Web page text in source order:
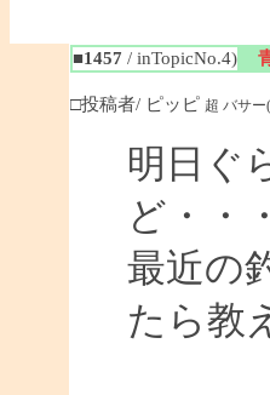
■1457 / inTopicNo.4)
□投稿者/ ピッピ 超 バサー
明日ぐ
ど・・・
最近の
たら教